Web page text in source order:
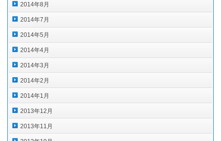
2014年8月
2014年7月
2014年5月
2014年4月
2014年3月
2014年2月
2014年1月
2013年12月
2013年11月